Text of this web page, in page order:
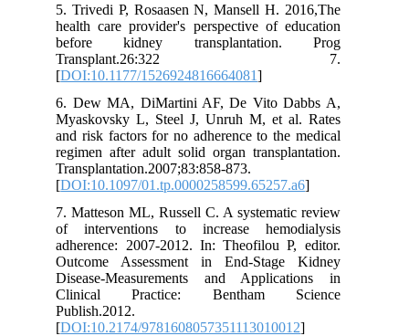
5. Trivedi P, Rosaasen N, Mansell H. 2016,The
health care provider's perspective of education
before kidney transplantation. Prog
Transplant.26:322 7.
[DOI:10.1177/1526924816664081
6. Dew MA, DiMartini AF, De Vito Dabbs A,
Myaskovsky L, Steel J, Unruh M, et al. Rates
and risk factors for no adherence to the medical
regimen after adult solid organ transplantation.
Transplantation.2007;83:858-873.
[DOI:10.1097/01.tp.0000258599.65257.a6
7. Matteson ML, Russell C. A systematic review
of interventions to increase hemodialysis
adherence: 2007-2012. In: Theofilou P, editor.
Outcome Assessment in End-Stage Kidney
Disease-Measurements and Applications in
Clinical Practice: Bentham Science
Publish.2012.
[DOI:10.2174/9781608057351113010012